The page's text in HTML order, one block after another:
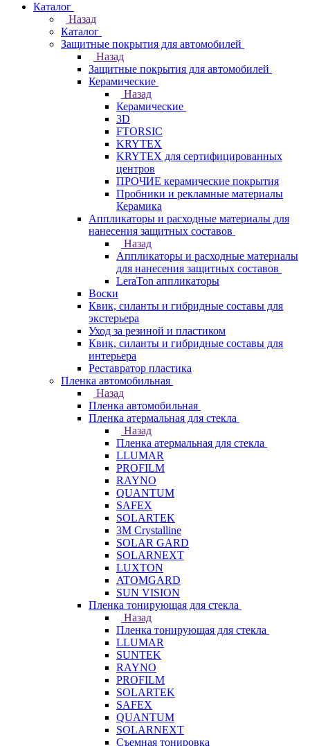
Каталог
Назад
Каталог
Защитные покрытия для автомобилей
Назад
Защитные покрытия для автомобилей
Керамические
Назад
Керамические
3D
FTORSIC
KRYTEX
KRYTEX для сертифицированных
центров
ПРОЧИЕ керамические покрытия
Пробники и рекламные материалы
Керамика
Аппликаторы и расходные материалы для
нанесения защитных составов
Назад
Аппликаторы и расходные материалы
для нанесения защитных составов
LeraTon аппликаторы
Воски
Квик, силанты и гибридные составы для
экстерьера
Уход за резиной и пластиком
Квик, силанты и гибридные составы для
интерьера
Реставратор пластика
Пленка автомобильная
Назад
Пленка автомобильная
Пленка атермальная для стекла
Назад
Пленка атермальная для стекла
LLUMAR
PROFILM
RAYNO
QUANTUM
SAFEX
SOLARTEK
3M Crystalline
SOLAR GARD
SOLARNEXT
LUXTON
ATOMGARD
SUN VISION
Пленка тонирующая для стекла
Назад
Пленка тонирующая для стекла
LLUMAR
SUNTEK
RAYNO
PROFILM
SOLARTEK
SAFEX
QUANTUM
SOLARNEXT
Съемная тонировка